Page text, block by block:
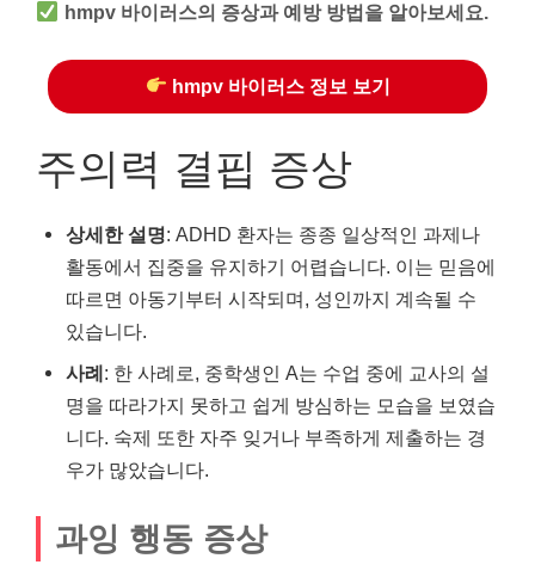
hmpv 바이러스의 증상과 예방 방법을 알아보세요.
hmpv 바이러스 정보 보기
주의력 결핍 증상
상세한 설명: ADHD 환자는 종종 일상적인 과제나
활동에서 집중을 유지하기 어렵습니다. 이는 믿음에
따르면 아동기부터 시작되며, 성인까지 계속될 수
있습니다.
사례: 한 사례로, 중학생인 A는 수업 중에 교사의 설
명을 따라가지 못하고 쉽게 방심하는 모습을 보였습
니다. 숙제 또한 자주 잊거나 부족하게 제출하는 경
우가 많았습니다.
과잉 행동 증상